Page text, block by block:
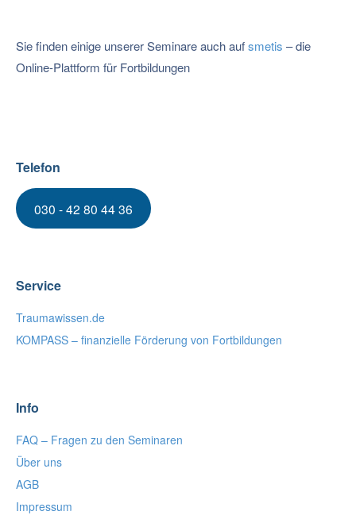
Sie finden einige unserer Seminare auch aufsmetis – die
Online-Plattform für Fortbildungen
Telefon
030 - 42 80 44 36
Service
Traumawissen.de
KOMPASS – finanzielle Förderung von Fortbildungen
Info
FAQ – Fragen zu den Seminaren
Über uns
AGB
Impressum